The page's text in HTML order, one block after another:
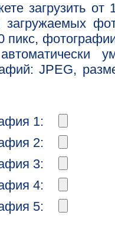
загрузить
загружаемых
пикс,
JPEG,
1:
2:
3:
4:
5: